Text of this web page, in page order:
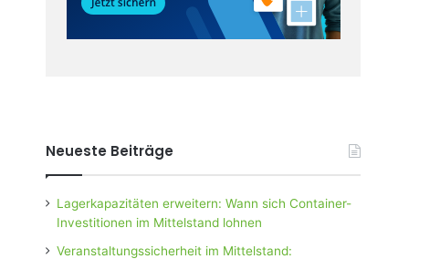
Neueste Beiträge
Lagerkapazitäten erweitern: Wann sich Container-
Investitionen im Mittelstand lohnen
Veranstaltungssicherheit im Mittelstand: